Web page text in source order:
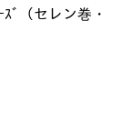
ｽﾞ（セレン巻・